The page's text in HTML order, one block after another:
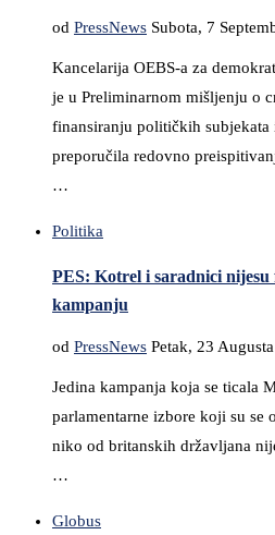
od PressNews Subota, 7
Kancelarija OEBS-a za
je u Preliminarnom mišljenju o
finansiranju političkih subjekata
preporučila redovno
…
Politika
PES: Kotrel i saradnici
kampanju
od PressNews Petak, 23
Jedina kampanja koja se ticala
parlamentarne izbore koji su se
niko od britanskih državljana
…
Globus